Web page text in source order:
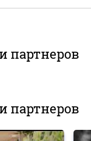
партнеров
партнеров